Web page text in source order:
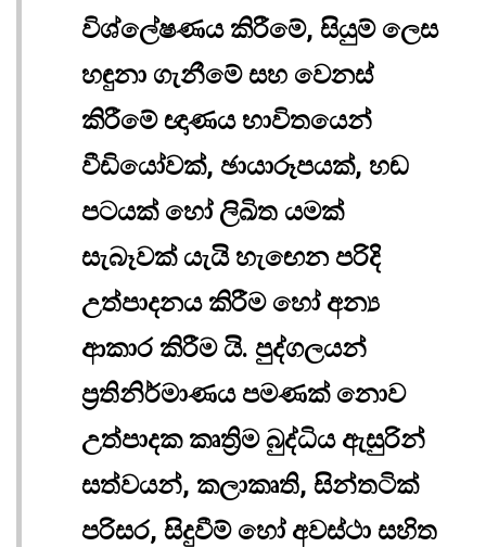
විශ්ලේෂණය කිරීමේ, සියුම් ලෙස
හඳුනා ගැනීමේ සහ වෙනස්
කිරීමේ ඥාණය භාවිතයෙන්
වීඩියෝවක්, ඡායාරූපයක්, හඬ
පටයක් හෝ ලිඛිත යමක්
සැබෑවක් යැයි හැඟෙන පරිදි
උත්පාදනය කිරීම හෝ අන්‍ය
ආකාර කිරීම යි. පුද්ගලයන්
ප්‍රතිනිර්මාණය පමණක් නොව
උත්පාදක කෘත්‍රිම බුද්ධිය ඇසුරින්
සත්වයන්, කලාකෘති, සින්තටික්
පරිසර, සිදුවීම් හෝ අවස්ථා සහිත